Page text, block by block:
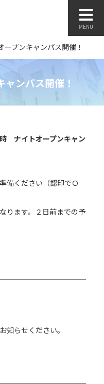
MENU
ンパス開催！
ープンキャンパス開催！
ナイトオープンキャン
備ください（認印でＯ
ります。２日前までの予
知らせください。